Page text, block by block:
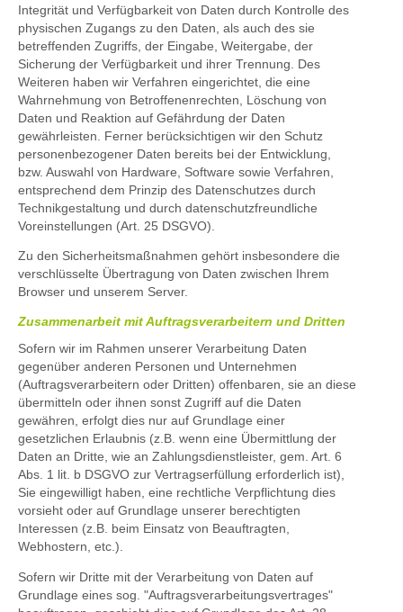
Integrität und Verfügbarkeit von Daten durch Kontrolle des
physischen Zugangs zu den Daten, als auch des sie
betreffenden Zugriffs, der Eingabe, Weitergabe, der
Sicherung der Verfügbarkeit und ihrer Trennung. Des
Weiteren haben wir Verfahren eingerichtet, die eine
Wahrnehmung von Betroffenenrechten, Löschung von
Daten und Reaktion auf Gefährdung der Daten
gewährleisten. Ferner berücksichtigen wir den Schutz
personenbezogener Daten bereits bei der Entwicklung,
bzw. Auswahl von Hardware, Software sowie Verfahren,
entsprechend dem Prinzip des Datenschutzes durch
Technikgestaltung und durch datenschutzfreundliche
Voreinstellungen (Art. 25 DSGVO).
Zu den Sicherheitsmaßnahmen gehört insbesondere die
verschlüsselte Übertragung von Daten zwischen Ihrem
Browser und unserem Server.
Zusammenarbeit mit Auftragsverarbeitern und Dritten
Sofern wir im Rahmen unserer Verarbeitung Daten
gegenüber anderen Personen und Unternehmen
(Auftragsverarbeitern oder Dritten) offenbaren, sie an diese
übermitteln oder ihnen sonst Zugriff auf die Daten
gewähren, erfolgt dies nur auf Grundlage einer
gesetzlichen Erlaubnis (z.B. wenn eine Übermittlung der
Daten an Dritte, wie an Zahlungsdienstleister, gem. Art. 6
Abs. 1 lit. b DSGVO zur Vertragserfüllung erforderlich ist),
Sie eingewilligt haben, eine rechtliche Verpflichtung dies
vorsieht oder auf Grundlage unserer berechtigten
Interessen (z.B. beim Einsatz von Beauftragten,
Webhostern, etc.).
Sofern wir Dritte mit der Verarbeitung von Daten auf
Grundlage eines sog. "Auftragsverarbeitungsvertrages"